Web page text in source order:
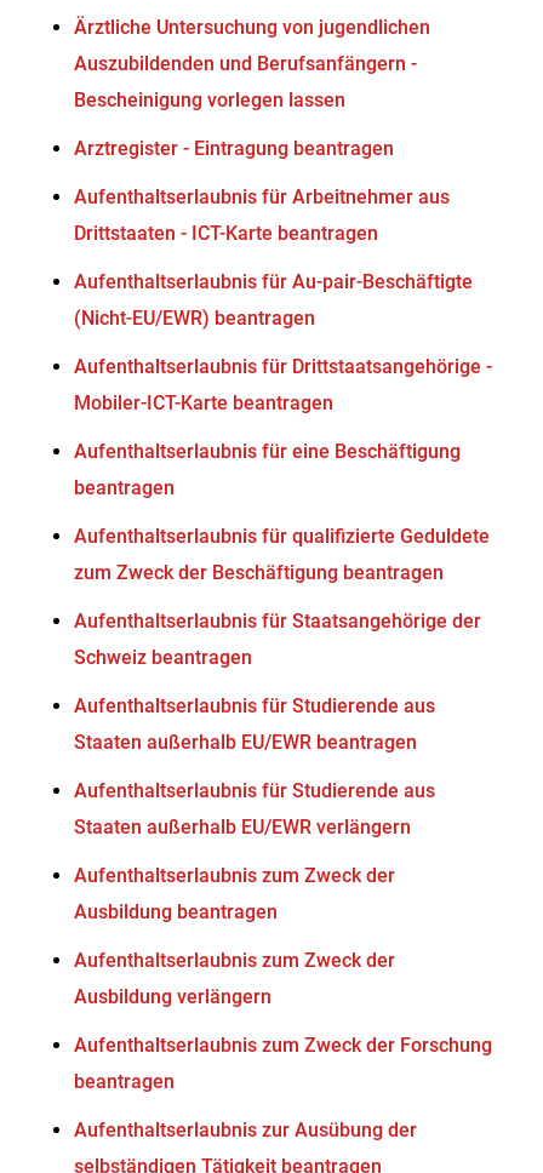
Ärztliche Untersuchung von jugendlichen
Auszubildenden und Berufsanfängern -
Bescheinigung vorlegen lassen
Arztregister - Eintragung beantragen
Aufenthaltserlaubnis für Arbeitnehmer aus
Drittstaaten - ICT-Karte beantragen
Aufenthaltserlaubnis für Au-pair-Beschäftigte
(Nicht-EU/EWR) beantragen
Aufenthaltserlaubnis für Drittstaatsangehörige -
Mobiler-ICT-Karte beantragen
Aufenthaltserlaubnis für eine Beschäftigung
beantragen
Aufenthaltserlaubnis für qualifizierte Geduldete
zum Zweck der Beschäftigung beantragen
Aufenthaltserlaubnis für Staatsangehörige der
Schweiz beantragen
Aufenthaltserlaubnis für Studierende aus
Staaten außerhalb EU/EWR beantragen
Aufenthaltserlaubnis für Studierende aus
Staaten außerhalb EU/EWR verlängern
Aufenthaltserlaubnis zum Zweck der
Ausbildung beantragen
Aufenthaltserlaubnis zum Zweck der
Ausbildung verlängern
Aufenthaltserlaubnis zum Zweck der Forschung
beantragen
Aufenthaltserlaubnis zur Ausübung der
selbständigen Tätigkeit beantragen